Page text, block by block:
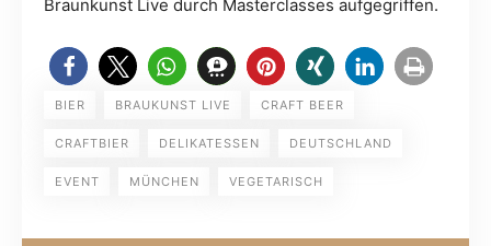
Braunkunst Live durch Masterclasses aufgegriffen.
BIER BRAUKUNST LIVE CRAFT BEER
CRAFTBIER DELIKATESSEN DEUTSCHLAND
EVENT MÜNCHEN VEGETARISCH